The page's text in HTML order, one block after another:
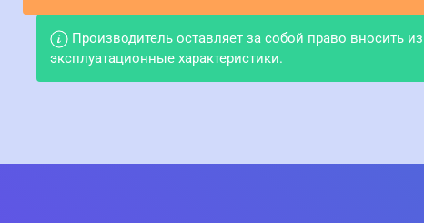
Производитель оставляет за собой право вносить
эксплуатационные характеристики.